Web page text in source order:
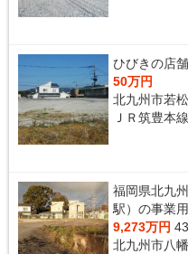
ひびきの店舗
50万円
北九州市若
ＪＲ筑豊本
福岡県北九
駅）の事業
9,273万円
北九州市八